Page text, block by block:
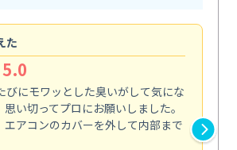
た
5.0
びにモワッとした臭いがして気にな
思い切ってプロにお願いしました。
エアコンのカバーを外して内部まで